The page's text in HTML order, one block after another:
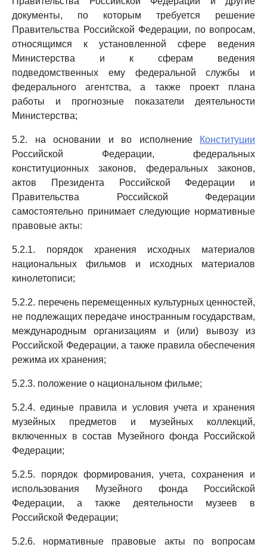
документы, по которым требуется решение
Правительства Российской Федерации, по вопросам,
относящимся к установленной сфере ведения
Министерства и к сферам ведения
подведомственных ему федеральной службы и
федерального агентства, а также проект плана
работы и прогнозные показатели деятельности
Министерства;
5.2. на основании и во исполнение
Конституции
Российской Федерации, федеральных
конституционных законов, федеральных законов,
актов Президента Российской Федерации и
Правительства Российской Федерации
самостоятельно принимает следующие нормативные
правовые акты:
5.2.1. порядок хранения исходных материалов
национальных фильмов и исходных материалов
кинолетописи;
5.2.2. перечень перемещенных культурных ценностей,
не подлежащих передаче иностранным государствам,
международным организациям и (или) вывозу из
Российской Федерации, а также правила обеспечения
режима их хранения;
5.2.3. положение о национальном фильме;
5.2.4. единые правила и условия учета и хранения
музейных предметов и музейных коллекций,
включенных в состав Музейного фонда Российской
Федерации;
5.2.5. порядок формирования, учета, сохранения и
использования Музейного фонда Российской
Федерации, а также деятельности музеев в
Российской Федерации;
5.2.6. нормативные правовые акты по вопросам